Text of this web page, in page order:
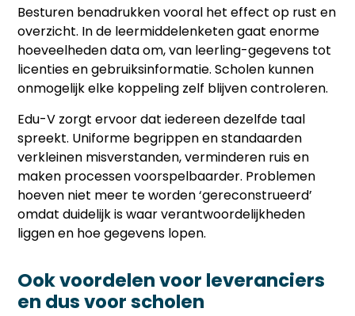
Besturen benadrukken vooral het effect op rust en
overzicht. In de leermiddelenketen gaat enorme
hoeveelheden data om, van leerling-gegevens tot
licenties en gebruiksinformatie. Scholen kunnen
onmogelijk elke koppeling zelf blijven controleren.
Edu-V zorgt ervoor dat iedereen dezelfde taal
spreekt. Uniforme begrippen en standaarden
verkleinen misverstanden, verminderen ruis en
maken processen voorspelbaarder. Problemen
hoeven niet meer te worden ‘gereconstrueerd’
omdat duidelijk is waar verantwoordelijkheden
liggen en hoe gegevens lopen.
Ook voordelen voor leveranciers
en dus voor scholen